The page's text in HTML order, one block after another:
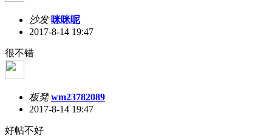
沙发 咪咪呢
2017-8-14 19:47
很不错
板凳 wm23782089
2017-8-14 19:47
好帖不好